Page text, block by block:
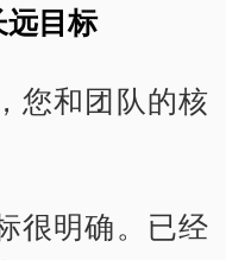
目标
和团队的核
明确。已经